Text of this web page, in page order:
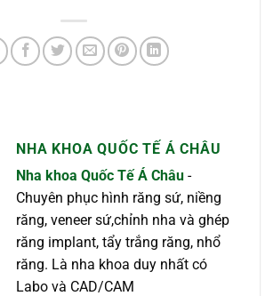
NHA KHOA QUỐC TẾ Á CHÂU
Nha khoa Quốc Tế Á Châu -
Chuyên phục hình răng sứ, niềng
răng, veneer sứ,chỉnh nha và ghép
răng implant, tẩy trắng răng, nhổ
răng. Là nha khoa duy nhất có
Labo và CAD/CAM